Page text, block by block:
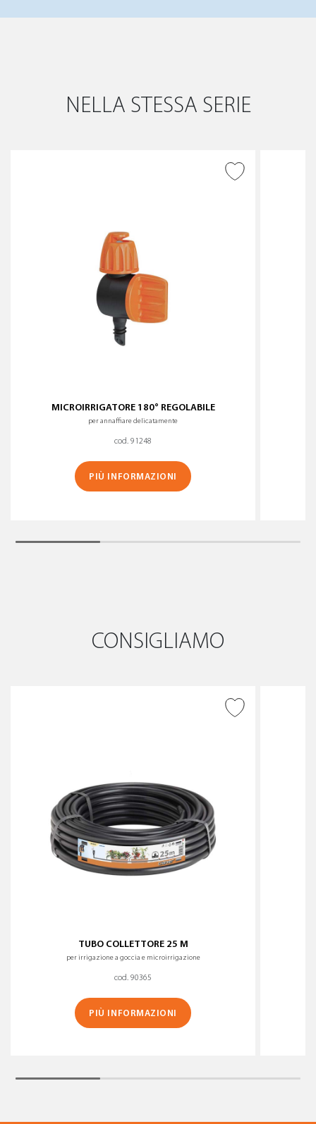
NELLA STESSA SERIE
MICROIRRIGATORE 180° REGOLABILE
per annaffiare delicatamente
cod. 91248
PIÙ INFORMAZIONI
CONSIGLIAMO
TUBO COLLETTORE 25 M
per irrigazione a goccia e microirrigazione
cod. 90365
PIÙ INFORMAZIONI